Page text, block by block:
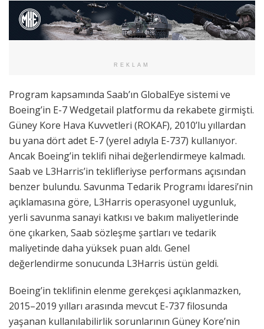
REKLAM
Program kapsamında Saab’ın GlobalEye sistemi ve
Boeing’in E-7 Wedgetail platformu da rekabete girmişti.
Güney Kore Hava Kuvvetleri (ROKAF), 2010’lu yıllardan
bu yana dört adet E-7 (yerel adıyla E-737) kullanıyor.
Ancak Boeing’in teklifi nihai değerlendirmeye kalmadı.
Saab ve L3Harris’in teklifleriyse performans açısından
benzer bulundu. Savunma Tedarik Programı İdaresi’nin
açıklamasına göre, L3Harris operasyonel uygunluk,
yerli savunma sanayi katkısı ve bakım maliyetlerinde
öne çıkarken, Saab sözleşme şartları ve tedarik
maliyetinde daha yüksek puan aldı. Genel
değerlendirme sonucunda L3Harris üstün geldi.
Boeing’in teklifinin elenme gerekçesi açıklanmazken,
2015–2019 yılları arasında mevcut E-737 filosunda
yaşanan kullanılabilirlik sorunlarının Güney Kore’nin